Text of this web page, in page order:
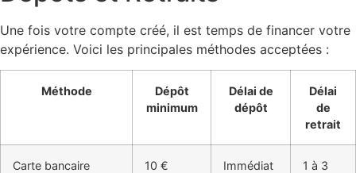
Une fois votre compte créé, il est temps de financer votre
expérience. Voici les principales méthodes acceptées :
Méthode
Dépôt
minimum
Délai de
dépôt
Délai
de
retrait
Carte bancaire
10 € Immédiat
1 à 3